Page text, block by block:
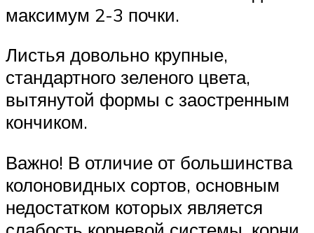
максимум 2-3 почки.
Листья довольно крупные,
стандартного зеленого цвета,
вытянутой формы с заостренным
кончиком.
Важно! В отличие от большинства
колоновидных сортов, основным
недостатком которых является